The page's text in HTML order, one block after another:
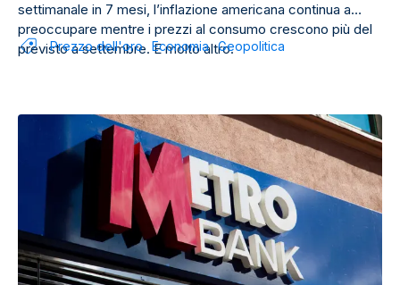
settimanale in 7 mesi, l’inflazione americana continua a
preoccupare mentre i prezzi al consumo crescono più del
previsto a settembre. E molto altro.
Prezzo dell'oro Economia Geopolitica